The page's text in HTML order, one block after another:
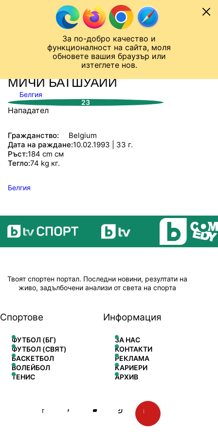
За по-добро качество и
функционалност на сайта, моля
обновете вашия браузър или
изтеглете нов.
Към съдържанието
Лига на Конференциите
СТАТИСТИКИ
МИЧИ БАТШУАЙИ
Белгия
23
Нападател
Гражданство:
Belgium
Дата на раждане:10.02.1993 | 33 г.
Ръст:184 cm см
Тегло:74 kg кг.
Белгия
Твоят спортен портал. Последни новини, резултати на
живо, задълбочени анализи от света на спорта
Спортове
ФУТБОЛ (БГ)
ФУТБОЛ (СВЯТ)
БАСКЕТБОЛ
ВОЛЕЙБОЛ
ТЕНИС
Информация
ЗА НАС
КОНТАКТИ
РЕКЛАМА
КАРИЕРИ
АРХИВ